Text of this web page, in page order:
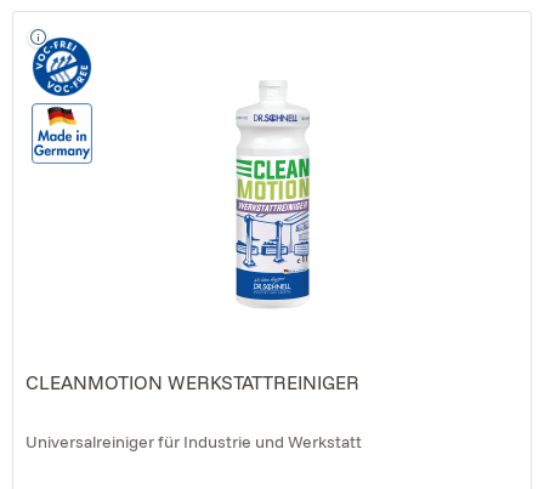
CLEANMOTION WERKSTATTREINIGER
Universalreiniger für Industrie und Werkstatt